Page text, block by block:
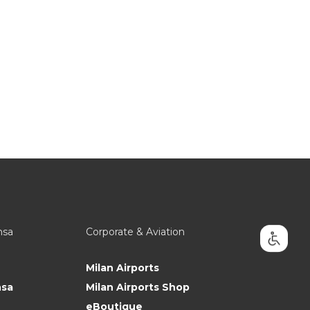
Corporate & Aviation
Milan Airports
Milan Airports Shop
eBoutique